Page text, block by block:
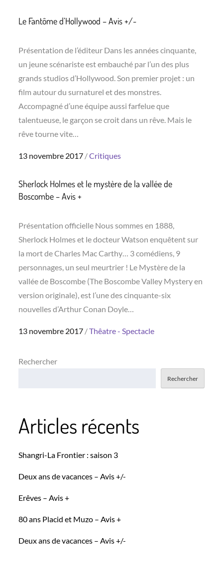
Le Fantôme d’Hollywood – Avis +/-
Présentation de l’éditeur Dans les années cinquante,
un jeune scénariste est embauché par l’un des plus
grands studios d’Hollywood. Son premier projet : un
film autour du surnaturel et des monstres.
Accompagné d’une équipe aussi farfelue que
talentueuse, le garçon se croit dans un rêve. Mais le
rêve tourne vite…
Posted
13 novembre 2017 Critiques
Sherlock Holmes et le mystère de la vallée de
Boscombe – Avis +
Présentation officielle Nous sommes en 1888,
Sherlock Holmes et le docteur Watson enquêtent sur
la mort de Charles Mac Carthy… 3 comédiens, 9
personnages, un seul meurtrier ! Le Mystère de la
vallée de Boscombe (The Boscombe Valley Mystery en
version originale), est l’une des cinquante-six
nouvelles d’Arthur Conan Doyle…
Posted
13 novembre 2017 Thêatre - Spectacle
Rechercher
Rechercher
Articles récents
Shangri-La Frontier : saison 3
Deux ans de vacances – Avis +/-
Erêves – Avis +
80 ans Placid et Muzo – Avis +
Deux ans de vacances – Avis +/-